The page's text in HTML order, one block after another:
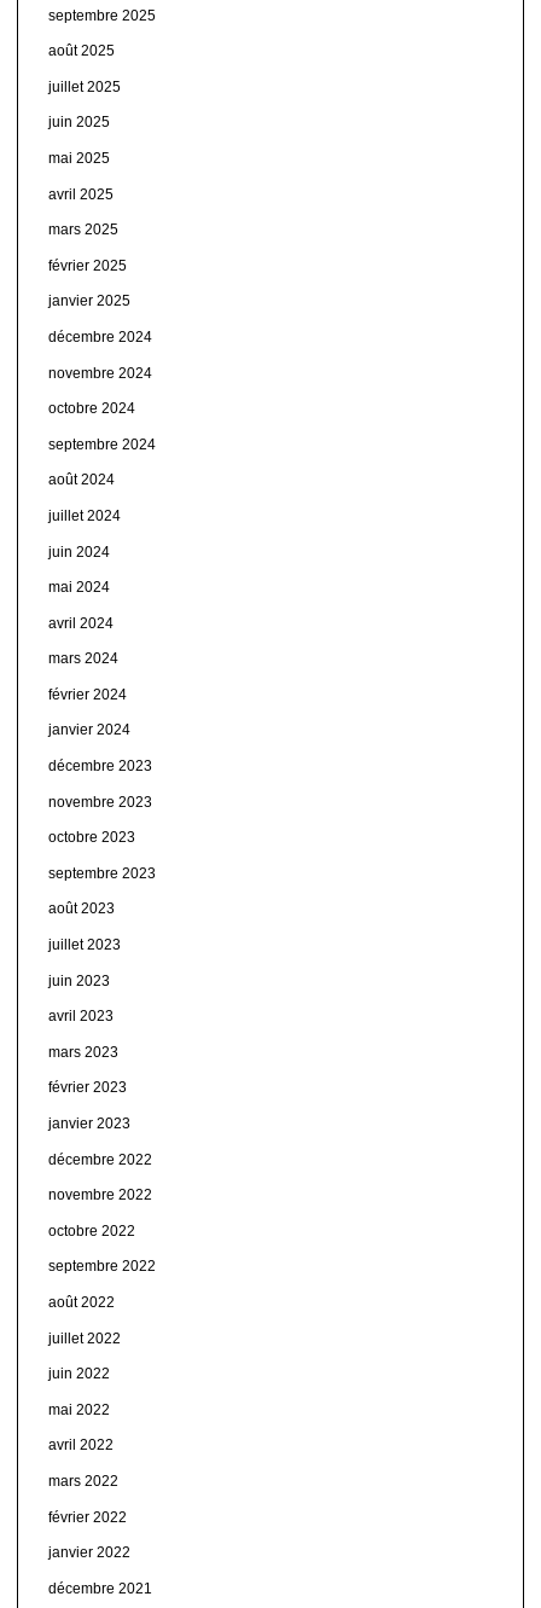
septembre 2025
août 2025
juillet 2025
juin 2025
mai 2025
avril 2025
mars 2025
février 2025
janvier 2025
décembre 2024
novembre 2024
octobre 2024
septembre 2024
août 2024
juillet 2024
juin 2024
mai 2024
avril 2024
mars 2024
février 2024
janvier 2024
décembre 2023
novembre 2023
octobre 2023
septembre 2023
août 2023
juillet 2023
juin 2023
avril 2023
mars 2023
février 2023
janvier 2023
décembre 2022
novembre 2022
octobre 2022
septembre 2022
août 2022
juillet 2022
juin 2022
mai 2022
avril 2022
mars 2022
février 2022
janvier 2022
décembre 2021